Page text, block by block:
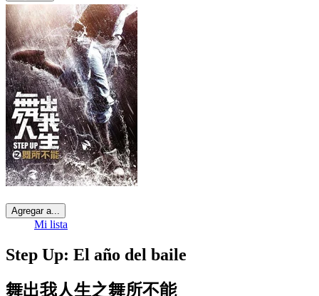
Agregar a...
Mi lista
Step Up: El año del baile
舞出我人生之舞所不能